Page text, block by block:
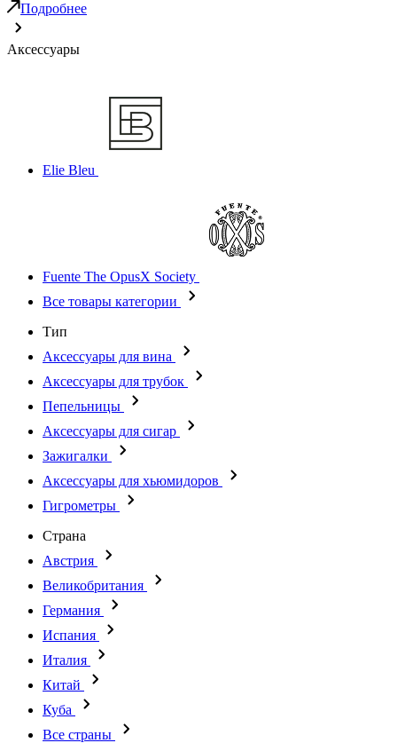
Подробнее
Аксессуары
Elie Bleu
Fuente The OpusX Society
Все товары категории
Тип
Аксессуары для вина
Аксессуары для трубок
Пепельницы
Аксессуары для сигар
Зажигалки
Аксессуары для хьюмидоров
Гигрометры
Страна
Австрия
Великобритания
Германия
Испания
Италия
Китай
Куба
Все страны